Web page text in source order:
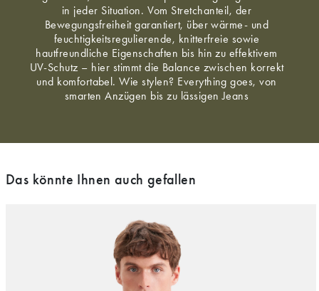
in jeder Situation. Vom Stretchanteil, der
Bewegungsfreiheit garantiert, über wärme- und
feuchtigkeitsregulierende, knitterfreie sowie
hautfreundliche Eigenschaften bis hin zu effektivem
UV-Schutz – hier stimmt die Balance zwischen korrekt
und komfortabel. Wie stylen? Everything goes, von
smarten Anzügen bis zu lässigen Jeans
Das könnte Ihnen auch gefallen